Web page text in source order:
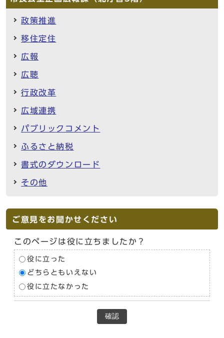
政策推進
移住定住
広報
広聴
行政改革
広域連携
パブリックコメント
ふるさと納税
書式のダウンロード
その他
ご意見をお聞かせください
このページは役に立ちましたか？
役に立った
どちらともいえない
役に立たなかった
確認